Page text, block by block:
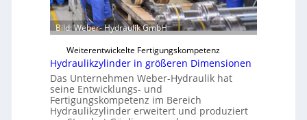
r
e
i
h
e
i
t
s
r
M
O
-
C
h
e
Bild: Weber- Hydraulik GmbH
Weiterentwickelte Fertigungskompetenz
Hydraulikzylinder in größeren Dimensionen
Das Unternehmen Weber-Hydraulik hat
seine Entwicklungs- und
Fertigungskompetenz im Bereich
Hydraulikzylinder erweitert und produziert